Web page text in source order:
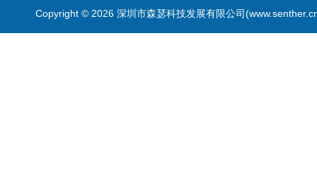
Copyright © 2026 深圳市森瑟科技发展有限公司